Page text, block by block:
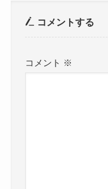
コメントする
コメント ※